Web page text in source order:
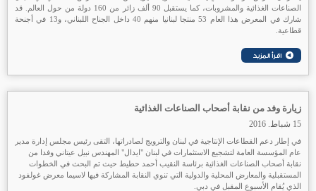
الصناعات الغذائية والمشروبات، كما يستقبل 90 ألف زائر من 160 دولة من حول العالم. قد
شارك في المعرض هذا العام 53 منتجا لبنانيا منهم 40 داخل الجناح اللبناني، و13 في أجنحة
قطاعية.
زيارة وفد من نقابة أصحاب الصناعات الغذائية
15 شباط. 2016
في إطار دعم القطاعات الإنتاجية في لبنان والترويج لصادراتها، التقى رئيس مجلس إدارة مدير
عام المؤسسة العامة لتشجيع الاستثمارات في لبنان "ايدال" المهندس نبيل عيتاني وفدا من
نقابة أصحاب الصناعات الغذائية برئاسة النقيب أحمد حطيط حيث تم البحث في الخطوات
المستقبلية والمعارض المحلية والدولية التي تنوي النقابة المشاركة فيها لاسيما معرض غولفود
الذي يُقام الأسبوع المقبل في دبي.